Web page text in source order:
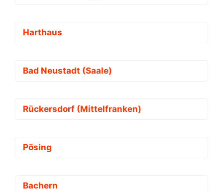
Harthaus
Bad Neustadt (Saale)
Rückersdorf (Mittelfranken)
Pösing
Bachern